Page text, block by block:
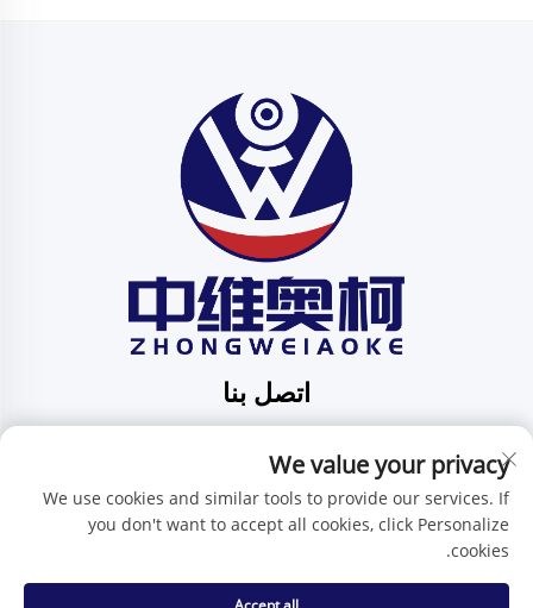
اتصل بنا
بينغدي، شينتشن، مقاطعة قوانغدونغ، الصين
هاتف:+86-15986647296
البريد الإلكتروني:[email protected]
We value your privacy
We use cookies and similar tools to provide our services. If
you don't want to accept all cookies, click Personalize
cookies.